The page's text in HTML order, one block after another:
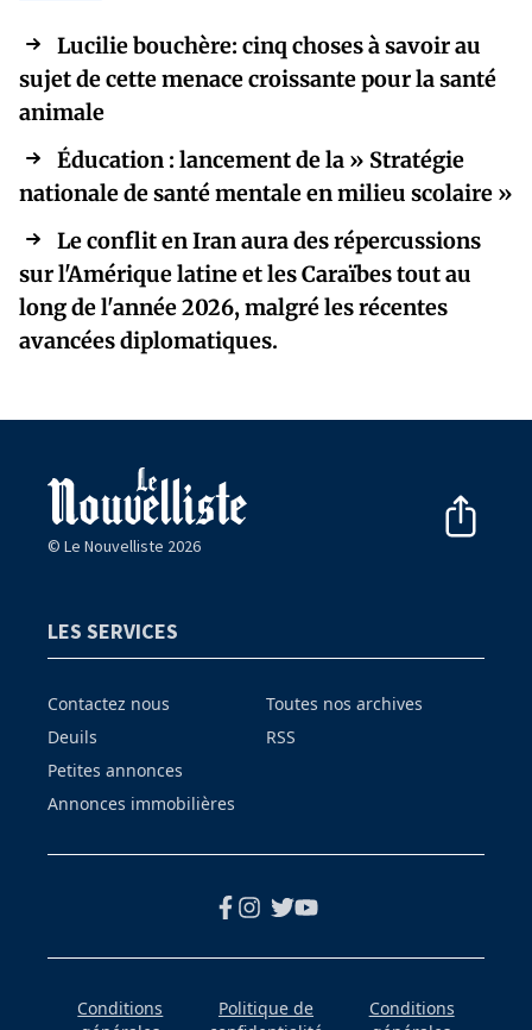
Lucilie bouchère: cinq choses à savoir au
sujet de cette menace croissante pour la santé
animale
Éducation : lancement de la » Stratégie
nationale de santé mentale en milieu scolaire »
Le conflit en Iran aura des répercussions
sur l'Amérique latine et les Caraïbes tout au
long de l'année 2026, malgré les récentes
avancées diplomatiques.
© Le Nouvelliste 2026
LES SERVICES
Contactez nous
Deuils
Petites annonces
Annonces immobilières
Toutes nos archives
RSS
Conditions
Politique de
Conditions